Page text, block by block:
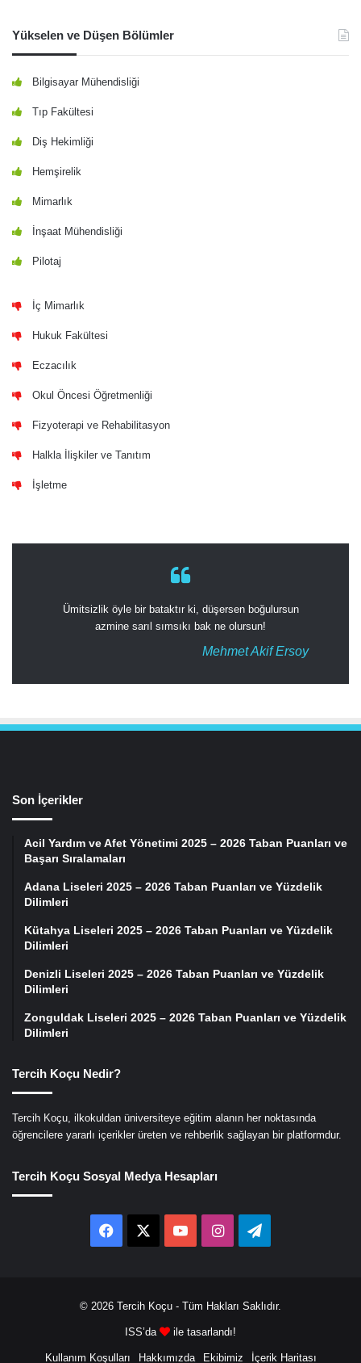
Yükselen ve Düşen Bölümler
Bilgisayar Mühendisliği
Tıp Fakültesi
Diş Hekimliği
Hemşirelik
Mimarlık
İnşaat Mühendisliği
Pilotaj
İç Mimarlık
Hukuk Fakültesi
Eczacılık
Okul Öncesi Öğretmenliği
Fizyoterapi ve Rehabilitasyon
Halkla İlişkiler ve Tanıtım
İşletme
Ümitsizlik öyle bir bataktır ki, düşersen boğulursun
azmine sarıl sımsıkı bak ne olursun!
Mehmet Akif Ersoy
Son İçerikler
Acil Yardım ve Afet Yönetimi 2025 – 2026 Taban Puanları ve
Başarı Sıralamaları
Adana Liseleri 2025 – 2026 Taban Puanları ve Yüzdelik
Dilimleri
Kütahya Liseleri 2025 – 2026 Taban Puanları ve Yüzdelik
Dilimleri
Denizli Liseleri 2025 – 2026 Taban Puanları ve Yüzdelik
Dilimleri
Zonguldak Liseleri 2025 – 2026 Taban Puanları ve Yüzdelik
Dilimleri
Tercih Koçu Nedir?
Tercih Koçu, ilkokuldan üniversiteye eğitim alanın her noktasında
öğrencilere yararlı içerikler üreten ve rehberlik sağlayan bir platformdur.
Tercih Koçu Sosyal Medya Hesapları
Facebook YouTubeInstagramTelegram
© 2026 Tercih Koçu - Tüm Hakları Saklıdır.
ISS’da ile tasarlandı!
Kullanım Koşulları Hakkımızda Ekibimiz İçerik Haritası